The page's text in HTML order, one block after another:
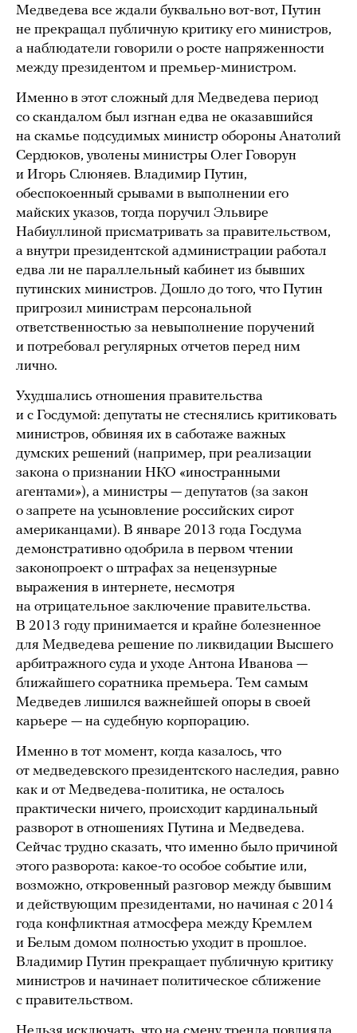
Медведева все ждали буквально вот-вот, Путин
не прекращал публичную критику его министров,
а наблюдатели говорили о росте напряженности
между президентом и премьер-министром.
Именно в этот сложный для Медведева период
со скандалом был изгнан едва не оказавшийся
на скамье подсудимых министр обороны Анатолий
Сердюков, уволены министры Олег Говорун
и Игорь Слюняев. Владимир Путин,
обеспокоенный срывами в выполнении его
майских указов, тогда поручил Эльвире
Набиуллиной присматривать за правительством,
а внутри президентской администрации работал
едва ли не параллельный кабинет из бывших
путинских министров. Дошло до того, что Путин
пригрозил министрам персональной
ответственностью за невыполнение поручений
и потребовал регулярных отчетов перед ним
лично.
Ухудшались отношения правительства
и с Госдумой: депутаты не стеснялись критиковать
министров, обвиняя их в саботаже важных
думских решений (например, при реализации
закона о признании НКО «иностранными
агентами»), а министры — депутатов (за закон
о запрете на усыновление российских сирот
американцами). В январе 2013 года Госдума
демонстративно одобрила в первом чтении
законопроект о штрафах за нецензурные
выражения в интернете, несмотря
на отрицательное заключение правительства.
В 2013 году принимается и крайне болезненное
для Медведева решение по ликвидации Высшего
арбитражного суда и уходе Антона Иванова —
ближайшего соратника премьера. Тем самым
Медведев лишился важнейшей опоры в своей
карьере — на судебную корпорацию.
Именно в тот момент, когда казалось, что
от медведевского президентского наследия, равно
как и от Медведева-политика, не осталось
практически ничего, происходит кардинальный
разворот в отношениях Путина и Медведева.
Сейчас трудно сказать, что именно было причиной
этого разворота: какое-то особое событие или,
возможно, откровенный разговор между бывшим
и действующим президентами, но начиная с 2014
года конфликтная атмосфера между Кремлем
и Белым домом полностью уходит в прошлое.
Владимир Путин прекращает публичную критику
министров и начинает политическое сближение
с правительством.